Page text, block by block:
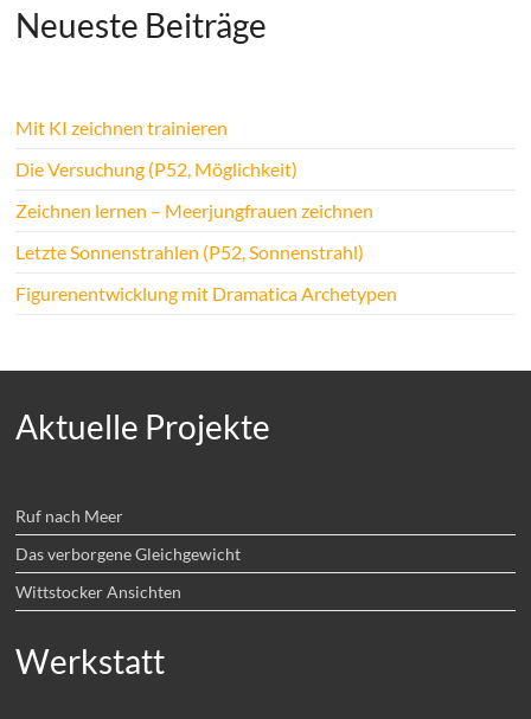
Neueste Beiträge
Mit KI zeichnen trainieren
Die Versuchung (P52, Möglichkeit)
Zeichnen lernen – Meerjungfrauen zeichnen
Letzte Sonnenstrahlen (P52, Sonnenstrahl)
Figurenentwicklung mit Dramatica Archetypen
Aktuelle Projekte
Ruf nach Meer
Das verborgene Gleichgewicht
Wittstocker Ansichten
Werkstatt